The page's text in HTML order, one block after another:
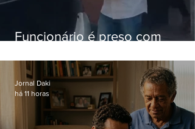
Funcionário é preso com
Hospital do Andaraí
Jornal Daki
há 11 horas